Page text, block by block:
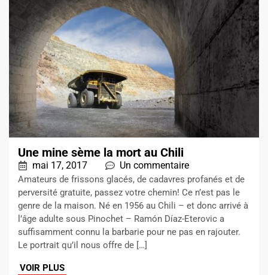
Une mine sème la mort au Chili
mai 17, 2017 Un commentaire
Amateurs de frissons glacés, de cadavres profanés et de
perversité gratuite, passez votre chemin! Ce n’est pas le
genre de la maison. Né en 1956 au Chili – et donc arrivé à
l’âge adulte sous Pinochet – Ramón Díaz-Eterovic a
suffisamment connu la barbarie pour ne pas en rajouter.
Le portrait qu’il nous offre de […]
VOIR PLUS